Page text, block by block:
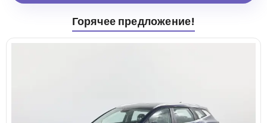
Горячее предложение!